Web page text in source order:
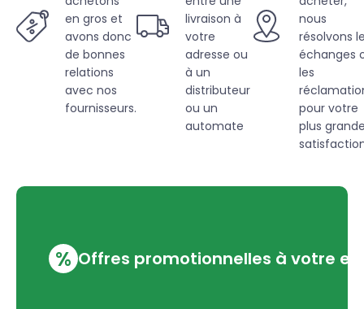
en gros et
avons donc
de bonnes
relations
avec nos
fournisseurs.
livraison à
votre
adresse ou
à un
distributeur
ou un
automate
nous
résolvons
échanges
les
pour votre
plus
% Offres promotionnelles à votre